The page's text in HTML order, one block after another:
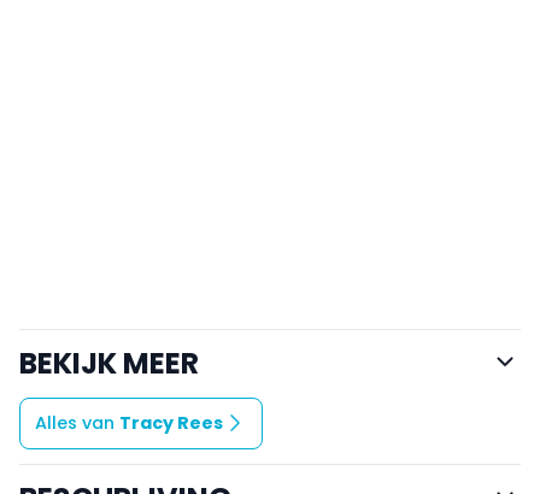
BEKIJK MEER
Alles van Tracy Rees